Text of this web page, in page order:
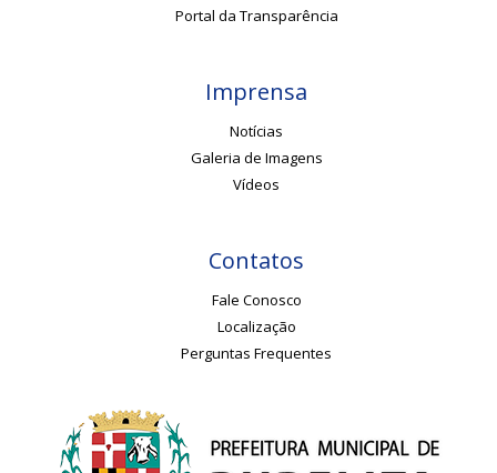
Portal da Transparência
Imprensa
Notícias
Galeria de Imagens
Vídeos
Contatos
Fale Conosco
Localização
Perguntas Frequentes